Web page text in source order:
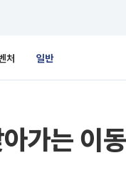
처 일반
가는 이